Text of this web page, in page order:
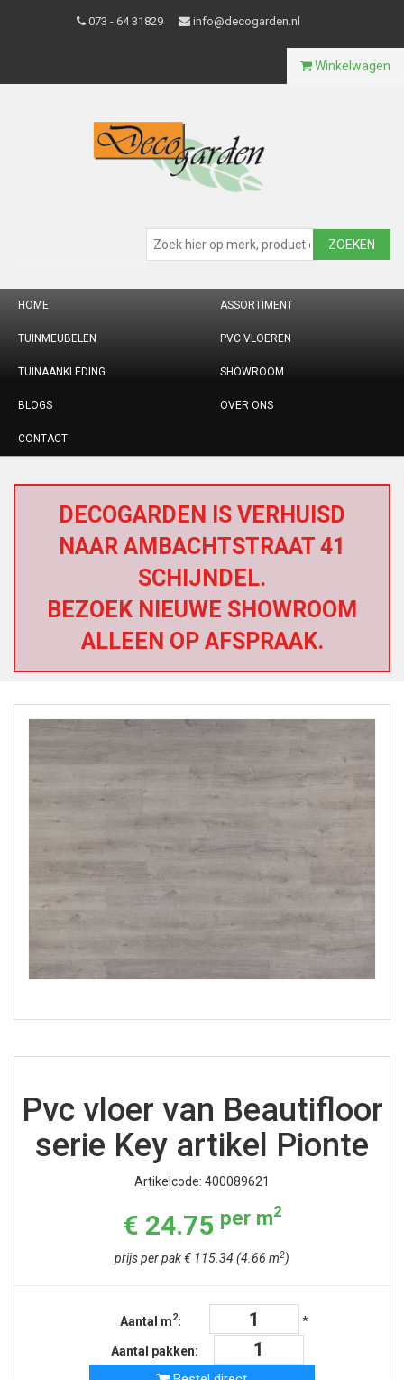
073 - 64 31829 info@decogarden.nl
Winkelwagen
ZOEKEN
HOME ASSORTIMENT
TUINMEUBELEN PVC VLOEREN
TUINAANKLEDING SHOWROOM
BLOGS OVER ONS
CONTACT
DECOGARDEN IS VERHUISD
NAAR AMBACHTSTRAAT 41
SCHIJNDEL.
BEZOEK NIEUWE SHOWROOM
ALLEEN OP AFSPRAAK.
Pvc vloer van Beautifloor
serie Key artikel Pionte
Artikelcode: 400089621
€ 24.75 per m2
prijs per pak € 115.34 (4.66 m2)
Aantal m2: *
Aantal pakken: